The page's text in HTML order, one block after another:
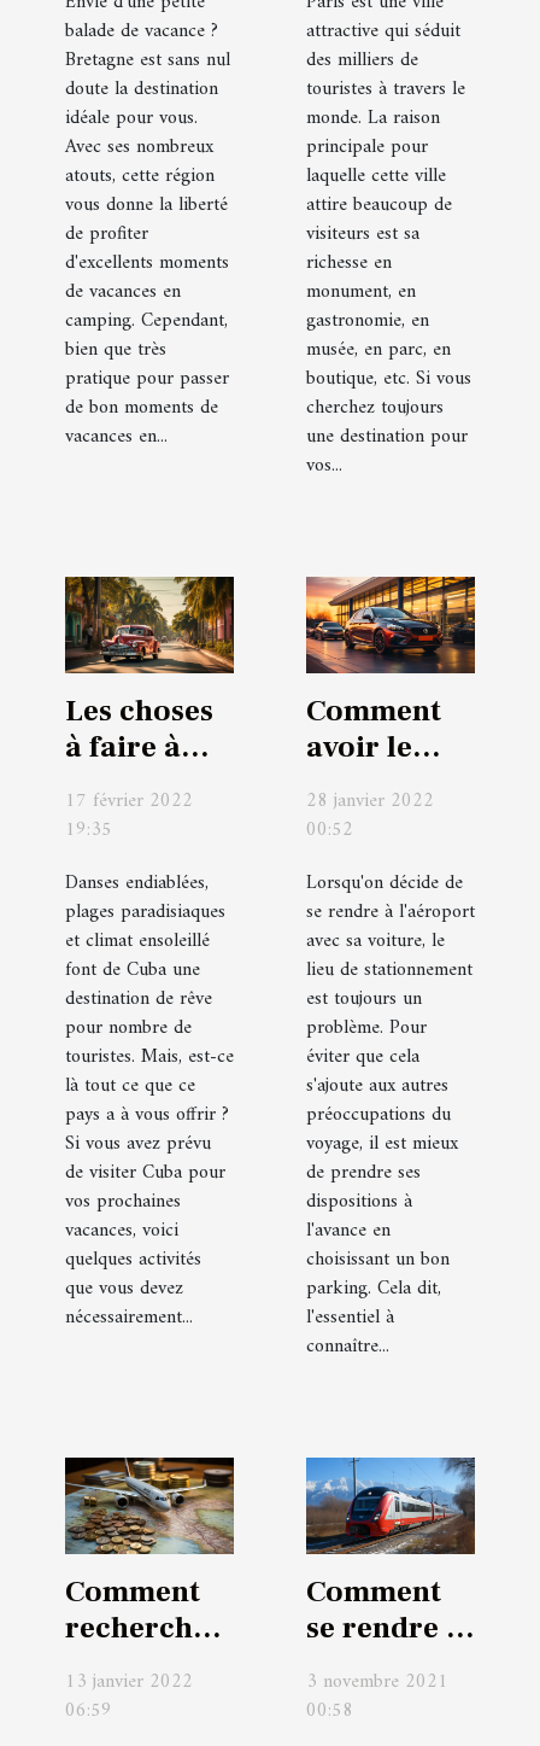
Bretagne
balade de vacance ?
Bretagne est sans nul
doute la destination
idéale pour vous.
Avec ses nombreux
atouts, cette région
vous donne la liberté
de profiter
d'excellents moments
de vacances en
camping. Cependant,
bien que très
pratique pour passer
de bon moments de
vacances en...
lumière de
la France
attractive qui séduit
des milliers de
touristes à travers le
monde. La raison
principale pour
laquelle cette ville
attire beaucoup de
visiteurs est sa
richesse en
monument, en
gastronomie, en
musée, en parc, en
boutique, etc. Si vous
cherchez toujours
une destination pour
vos...
Les choses
à faire à
Cuba
17 février 2022
19:35
Danses endiablées,
plages paradisiaques
et climat ensoleillé
font de Cuba une
destination de rêve
pour nombre de
touristes. Mais, est-ce
là tout ce que ce
pays a à vous offrir ?
Si vous avez prévu
de visiter Cuba pour
vos prochaines
vacances, voici
quelques activités
que vous devez
nécessairement...
Comment
avoir le
meilleur
parking pas
l'aéroport ?
28 janvier 2022
00:52
Lorsqu'on décide de
se rendre à l'aéroport
avec sa voiture, le
lieu de stationnement
est toujours un
problème. Pour
éviter que cela
s'ajoute aux autres
préoccupations du
voyage, il est mieux
de prendre ses
dispositions à
l'avance en
choisissant un bon
parking. Cela dit,
l'essentiel à
connaître...
Comment
rechercher
un billet
d’avion
13 janvier 2022
06:59
Comment
se rendre à
Annemasse
?
3 novembre 2021
00:58